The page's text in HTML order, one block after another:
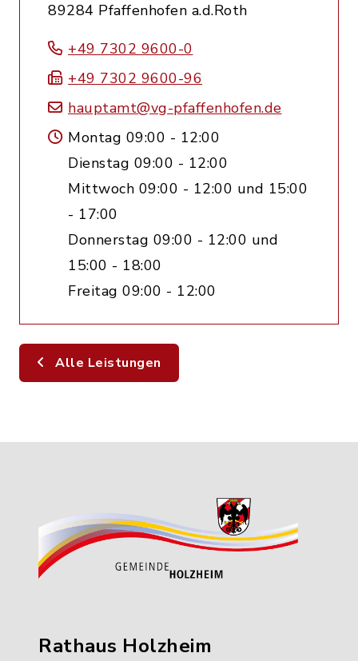
89284 Pfaffenhofen a.d.Roth
+49 7302 9600-0
+49 7302 9600-96
hauptamt@vg-pfaffenhofen.de
Montag 09:00 - 12:00
Dienstag 09:00 - 12:00
Mittwoch 09:00 - 12:00 und 15:00
- 17:00
Donnerstag 09:00 - 12:00 und
15:00 - 18:00
Freitag 09:00 - 12:00
Alle Leistungen
Rathaus Holzheim